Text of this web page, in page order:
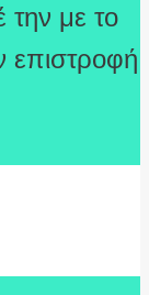
την με το
επιστροφή